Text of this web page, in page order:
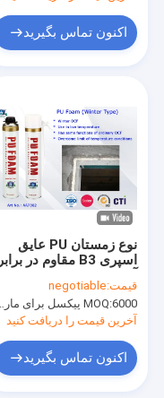
اکنون تماس بگیرید
نوع زمستان PU عایق
اسپری B3 مقاوم در برابر
ویندوز
قیمت:negotiable
MOQ:6000 پیکسل برای مارک Aristo، 15000 پیکسل برای نام تجاری مشتری
آخرین قیمت را دریافت کنید
اکنون تماس بگیرید